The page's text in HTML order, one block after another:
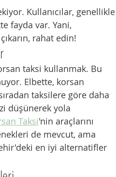
Kullanıcılar, genellikle
fayda var. Yani,
rahat edin!
taksi kullanmak. Bu
Elbette, korsan
taksilere göre daha
düşünerek yola
Taksi'nin araçlarını
de mevcut, ama
en iyi alternatifler